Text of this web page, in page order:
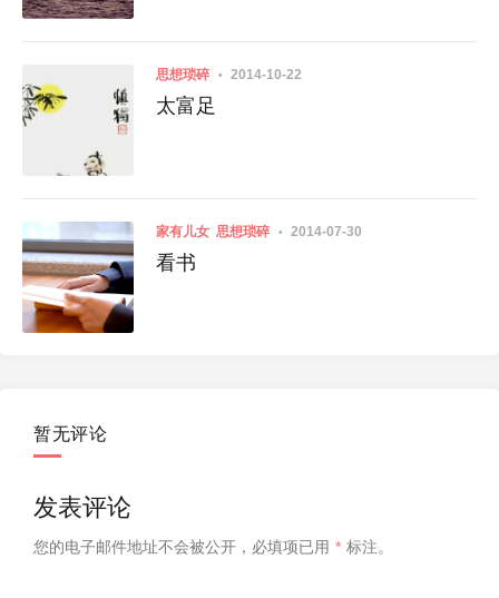
思想琐碎 2014-10-22
太富足
家有儿女 思想琐碎 2014-07-30
看书
暂无评论
发表评论
您的电子邮件地址不会被公开， 必填项已用 * 标注。